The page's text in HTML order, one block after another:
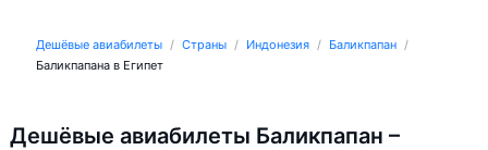
Дешёвые авиабилеты Страны Индонезия
Баликпапан
Баликпапана в Египет
Дешёвые авиабилеты Баликпапан –